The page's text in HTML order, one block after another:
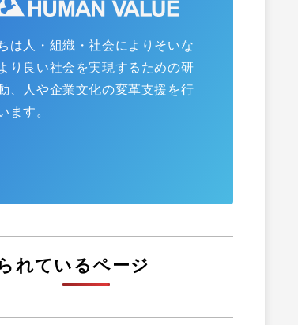
は人・組織・社会によりそいな
り良い社会を実現するための研
、人や企業文化の変革支援を行
ます。
れているページ